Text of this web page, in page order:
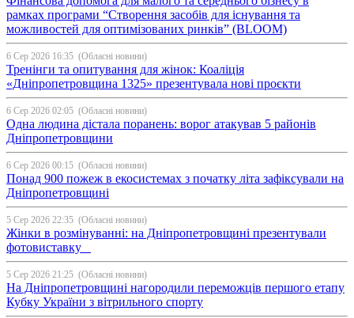
рамках програми “Створення засобів для існування та
можливостей для оптимізованих ринків” (BLOOM)
6 Сер 2026 16:35 (Обласні новини)
Тренінги та опитування для жінок: Коаліція
«Дніпропетровщина 1325» презентувала нові проєкти
6 Сер 2026 02:05 (Обласні новини)
Одна людина дістала поранень: ворог атакував 5 районів
Дніпропетровщини
6 Сер 2026 00:15 (Обласні новини)
Понад 900 пожеж в екосистемах з початку літа зафіксували на
Дніпропетровщині
5 Сер 2026 22:35 (Обласні новини)
Жінки в розмінуванні: на Дніпропетровщині презентували
фотовиставку
5 Сер 2026 21:25 (Обласні новини)
На Дніпропетровщині нагородили переможців першого етапу
Кубку України з вітрильного спорту